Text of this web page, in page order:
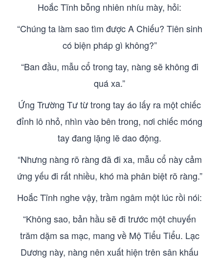
Hoắc Tĩnh bỗng nhiên nhíu mày, hỏi:
“Chúng ta làm sao tìm được A Chiếu? Tiên sinh
có biện pháp gì không?”
“Ban đầu, mẫu cổ trong tay, nàng sẽ không đi
quá xa.”
Ứng Trường Tư từ trong tay áo lấy ra một chiếc
đỉnh lô nhỏ, nhìn vào bên trong, nơi chiếc móng
tay đang lặng lẽ dao động.
“Nhưng nàng rõ ràng đã đi xa, mẫu cổ này cảm
ứng yếu đi rất nhiều, khó mà phân biệt rõ ràng.”
Hoắc Tĩnh nghe vậy, trầm ngâm một lúc rồi nói:
“Không sao, bản hầu sẽ đi trước một chuyến
trăm dặm sa mạc, mang về Mộ Tiểu Tiểu. Lạc
Dương này, nàng nên xuất hiện trên sân khấu